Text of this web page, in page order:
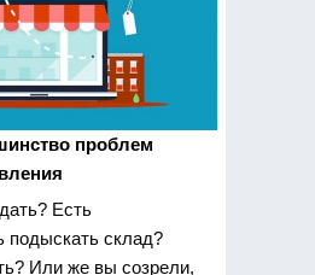
проблем
Есть
подыскать склад?
Или же вы созрели,